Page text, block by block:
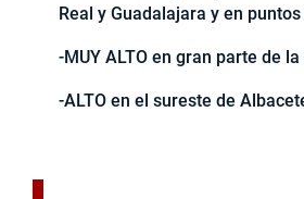
Real y Guadalajara y en
-MUY ALTO en gran parte de
-ALTO en el sureste de